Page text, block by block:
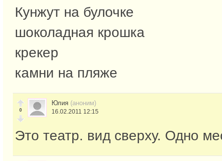
Кунжут на булочке
шоколадная крошка
крекер
камни на пляже
0
Юлия (аноним)
16.02.2011 12:15
Это театр. вид сверху. Одно